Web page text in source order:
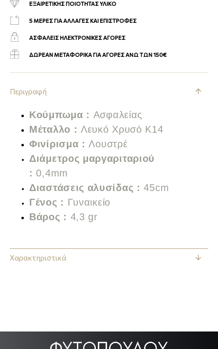
ΕΞΑΙΡΕΤΙΚΗΣ ΠΟΙΟΤΗΤΑΣ ΥΛΙΚΟ
5 ΜΕΡΕΣ ΓΙΑ ΑΛΛΑΓΕΣ ΚΑΙ ΕΠΙΣΤΡΟΦΕΣ
ΑΣΦΑΛΕΙΣ ΗΛΕΚΤΡΟΝΙΚΕΣ ΑΓΟΡΕΣ
ΔΩΡΕΑΝ ΜΕΤΑΦΟΡΙΚΑ ΓΙΑ ΑΓΟΡΕΣ ΑΝΩ ΤΩΝ 150€
Περιγραφή
Κούμπωμα : Ασφαλείας
Μέταλλο : Λευκό Χρυσό Κ14
Φινίρισμα : Λουστρέ
Διάμετρος μαργαριταριού
: 0,4mm
Διαστάσεις αλυσίδας : 45cm
Γένος : Γυναικείο
Βάρος : 4,3 gr
Χαρακτηριστικά